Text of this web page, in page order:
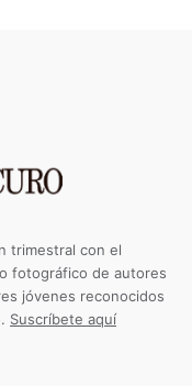
trimestral con el
fotográfico de autores
jóvenes reconocidos
Suscríbete aquí